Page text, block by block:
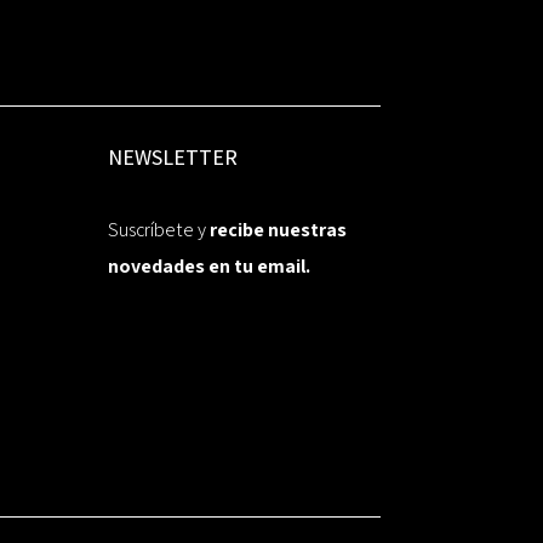
NEWSLETTER
Suscríbete yrecibe nuestras
novedades en tu email.